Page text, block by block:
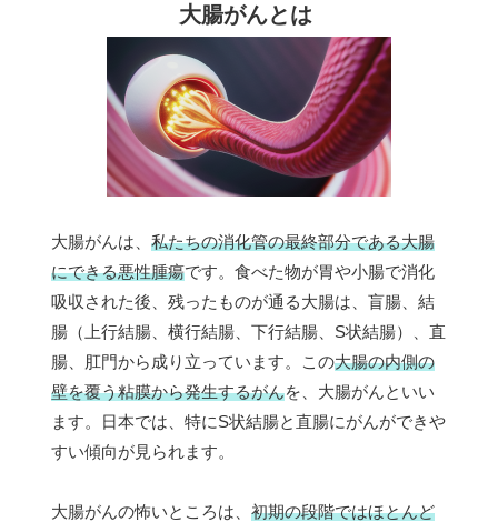
大腸がんとは
大腸がんは、 私たちの消化管の最終部分である大腸
にできる悪性腫瘍です。食べた物が胃や小腸で消化
吸収された後、残ったものが通る大腸は、盲腸、結
腸（上行結腸、横行結腸、下行結腸、S状結腸）、直
腸、肛門から成り立っています。この大腸の内側の
壁を覆う粘膜から発生するがんを、大腸がんといい
ます。日本では、特にS状結腸と直腸にがんができや
すい傾向が見られます。
大腸がんの怖いところは、 初期の段階ではほとんど